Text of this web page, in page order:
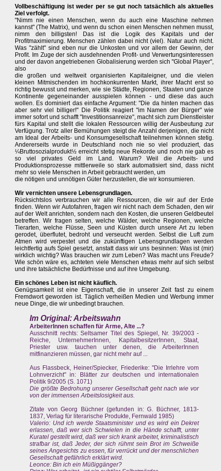
Vollbeschäftigung ist weder per se gut noch tatsächlich als aktuelles
Ziel verfolgt.
"Nimm nie einen Menschen, wenn du auch eine Maschine nehmen
kannst" (The Matrix), und wenn du schon einen Menschen nehmen musst,
nimm den billigsten! Das ist die Logik des Kapitals und der
Profitmaximierung. Menschen zählen dabei nicht (viel). Natur auch nicht.
Was "zählt" sind eben nur die Unkosten und vor allem der Gewinn, der
Profit. Im Zuge der sich ausdehnenden Profit- und Verwertungsinteressen
und der davon angetriebenen Globalisierung werden sich "Global Player",
also
die großen und weltweit organisierten Kapitaleigner, und die vielen
kleinen Mitmischenden im hochkonkurrenten Markt, ihrer Macht erst so
richtig bewusst und merken, wie sie Städte, Regionen, Staaten und ganze
Kontinente gegeneinander ausspielen können - und diese das auch
wollen. Es dominiert das einfache Argument: "Die da hinten machen das
aber sehr viel billiger!" Die Politik reagiert "im Namen der Bürger" wie
immer sofort und schafft "Investitionsanreize", macht sich zum Dienstleister
fürs Kapital und stellt die lokalen Ressourcen willig der Ausbeutung zur
Verfügung. Trotz aller Bemühungen steigt die Anzahl derjenigen, die nicht
am Ideal der Arbeits- und Konsumgesellschaft teilnehmen können stetig.
Andererseits wurde in Deutschland noch nie so viel produziert, das
¼Bruttosozialprodukt½ erreicht stetig neue Rekorde und noch nie gab es
so viel privates Geld im Land. Warum? Weil die Arbeits- und
Produktionsprozesse mittlerweile so stark automatisiert sind, dass nicht
mehr so viele Menschen in Arbeit gebraucht werden, um
die nötigen und unnötigen Güter herzustellen, die wir konsumieren.
Wir vernichten unsere Lebensgrundlagen.
Rücksichtslos verbrauchen wir alle Ressourcen, die wir auf der Erde
finden. Wenn wir Autofahren, fragen wir nicht nach dem Schaden, den wir
auf der Welt anrichten, sondern nach den Kosten, die unseren Geldbeutel
betreffen. Wir fragen selten, welche Wälder, welche Regionen, welche
Tierarten, welche Flüsse, Seen und Küsten durch unsere Art zu leben
gerodet, überflutet, bedroht und verseucht werden. Selbst die Luft zum
Atmen wird verpestet und die zukünftigen Lebensgrundlagen werden
leichtfertig aufs Spiel gesetzt, anstatt dass wir uns besinnen: Was ist (mir)
wirklich wichtig? Was brauchen wir zum Leben? Was macht uns Freude?
Wie schön wäre es, achteten viele Menschen etwas mehr auf sich selbst
und ihre tatsächliche Bedürfnisse und auf ihre Umgebung.
Ein schönes Leben ist nicht käuflich.
Genügsamkeit ist eine Eigenschaft, die in unserer Zeit fast zu einem
Fremdwort geworden ist. Täglich verheißen Medien und Werbung immer
neue Dinge, die wir unbedingt brauchen.
Im Original: Arbeitswahn
ArbeiterInnen schaffen für Arme, Alte ...?
Ausschnitt rechts: Seltsamer Titel des Spiegel, Nr. 39/2003 -
Reiche, UnternehmerInnen, KapitalbesitzerInnen, Staat,
Priester usw. tauchen unter denen, die ArbeiterInnen
mitfinanzieren müssen, gar nicht mehr auf ...
Aus Flassbeck, Heiner/Spiecker, Friederike: "Die Irrlehre vom
Lohnverzicht" in: Blätter zur deutschen und internationalen
Politik 9/2005 (S. 1071)
Die größte Bedrohung unserer Gesellschaft geht nach wie vor
von der immensen Arbeitslosigkeit aus.
Zitate von Georg Büchner (gefunden in: G. Büchner, 1813-
1837, Verlag für literarische Produkte, Fernwald 1985)
Valerio: Und ich werde Staatsminister und es wird ein Dekret
erlassen, daß wer sich Schwielen in die Hände schafft, unter
Kuratel gestellt wird, daß wer sich krank arbeitet, kriminalistisch
strafbar ist, daß Jeder, der sich rühmt sein Brot im Schweiße
seines Angesichts zu essen, für verrückt und der menschlichen
Gesellschaft gefährlich erklärt wird.
Leonce: Bin ich ein Müßiggänger?